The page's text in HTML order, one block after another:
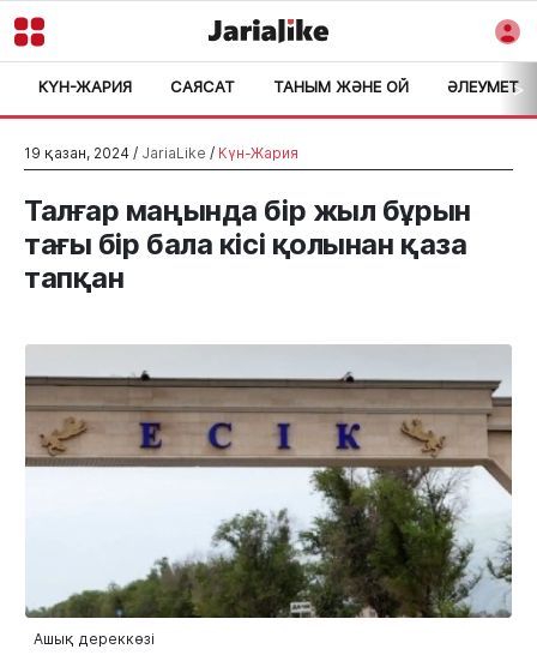
КҮН-ЖАРИЯ САЯСАТ ТАНЫМ ЖӘНЕ ОЙ ӘЛЕУМЕТ>
19 қазан, 2024 / JariaLike / Күн-Жария
Талғар маңында бір жыл бұрын
тағы бір бала кісі қолынан қаза
тапқан
Ашық дереккөзі